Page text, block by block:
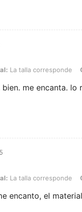
talla corresponde, Color:
La talla corresponde
me encanta. lo
talla corresponde, Color:
La talla corresponde
encanto, el